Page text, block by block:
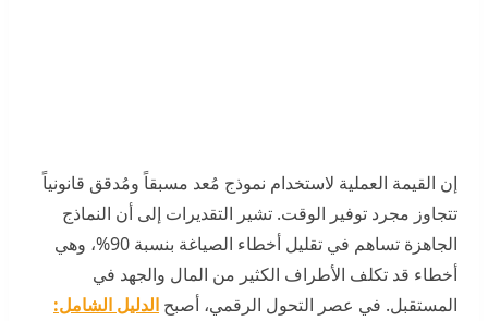
إن القيمة العملية لاستخدام نموذج مُعد مسبقاً ومُدقق قانونياً
تتجاوز مجرد توفير الوقت. تشير التقديرات إلى أن النماذج
الجاهزة تساهم في تقليل أخطاء الصياغة بنسبة 90%، وهي
أخطاء قد تكلف الأطراف الكثير من المال والجهد في
المستقبل. في عصر التحول الرقمي، أصبح الدليل الشامل: